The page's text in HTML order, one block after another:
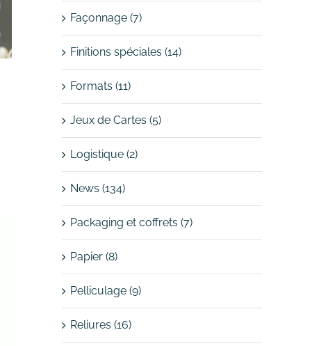
Façonnage (7)
Finitions spéciales (14)
Formats (11)
Jeux de Cartes (5)
Logistique (2)
News (134)
Packaging et coffrets (7)
Papier (8)
Pelliculage (9)
Reliures (16)